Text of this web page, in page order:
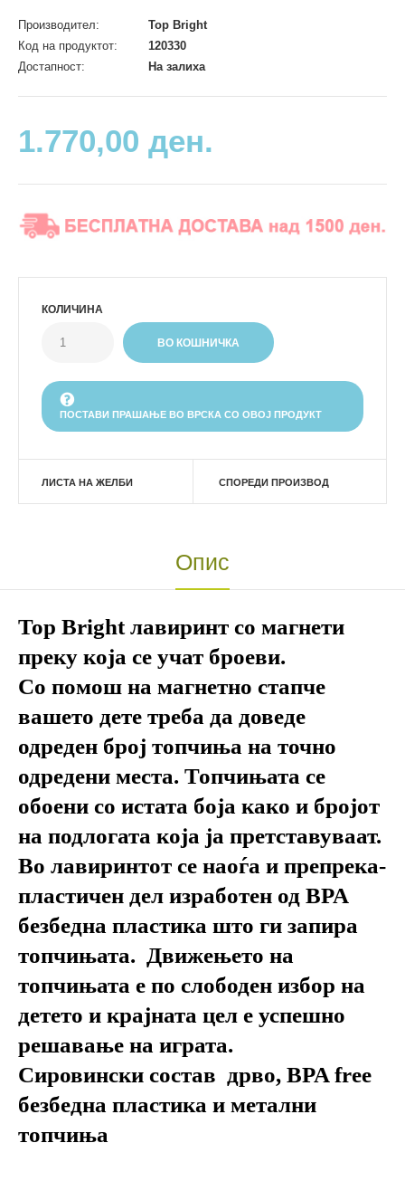
Производител:
Top Bright
Код на продуктот:
120330
Достапност:
На залиха
1.770,00 ден.
КОЛИЧИНА
ПОСТАВИ ПРАШАЊЕ ВО ВРСКА СО ОВОЈ ПРОДУКТ
ЛИСТА НА ЖЕЛБИ СПОРЕДИ ПРОИЗВОД
Опис
Top Bright лавиринт со магнети
преку која се учат броеви.
Со помош на магнетно стапче
вашето дете треба да доведе
одреден број топчиња на точно
одредени места. Топчињата се
обоени со истата боја како и бројот
на подлогата која ја претставуваат.
Во лавиринтот се наоѓа и препрека-
пластичен дел изработен од BPA
безбедна пластика што ги запира
топчињата. Движењето на
топчињата е по слободен избор на
детето и крајната цел е успешно
решавање на играта.
Сировински состав дрво, BPA free
безбедна пластика и метални
топчиња